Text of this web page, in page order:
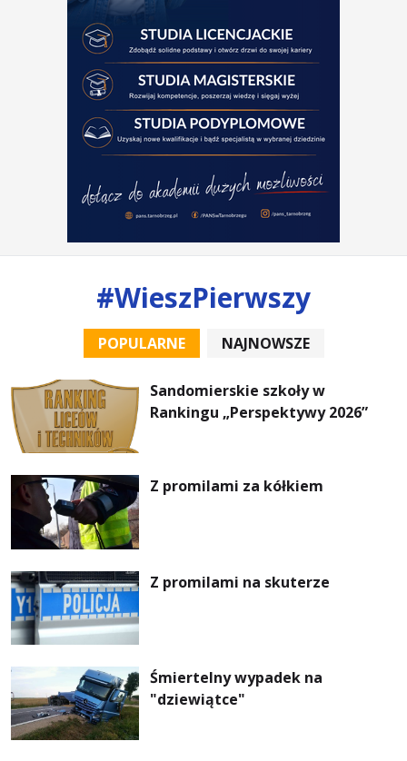
#WieszPierwszy
POPULARNE
Sandomierskie szkoły w
Rankingu „Perspektywy 2026”
Z promilami za kółkiem
Z promilami na skuterze
Śmiertelny wypadek na
"dziewiątce"
NAJNOWSZE